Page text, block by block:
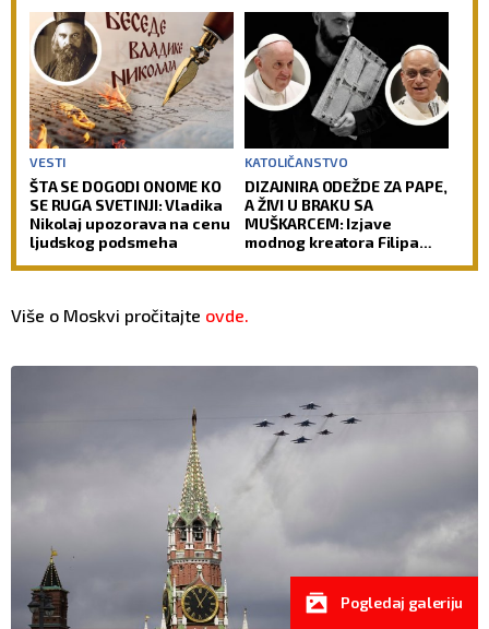
savremeni čovek
spasavaju decu od zla!
VESTI
ŠTA SE DOGODI ONOME KO
SE RUGA SVETINJI: Vladika
Nikolaj upozorava na cenu
ljudskog podsmeha
KATOLIČANSTVO
DIZAJNIRA ODEŽDE ZA PAPE,
A ŽIVI U BRAKU SA
MUŠKARCEM: Izjave
modnog kreatora Filipa
Više o Moskvi pročitajte ovde.
Pogledaj galeriju